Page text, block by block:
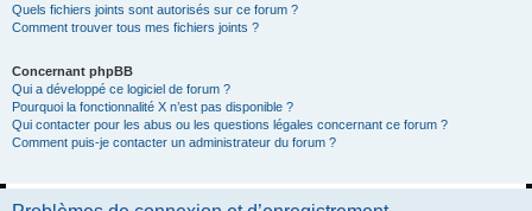
Quels fichiers joints sont autorisés sur ce forum ?
Comment trouver tous mes fichiers joints ?
Concernant phpBB
Qui a développé ce logiciel de forum ?
Pourquoi la fonctionnalité X n’est pas disponible ?
Qui contacter pour les abus ou les questions légales concernant ce forum ?
Comment puis-je contacter un administrateur du forum ?